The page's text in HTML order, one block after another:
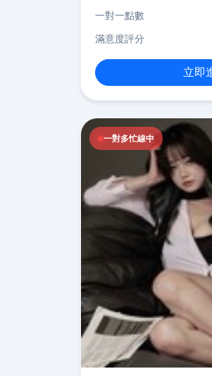
一對一點數
滿意度評分
立即
一對多忙線中